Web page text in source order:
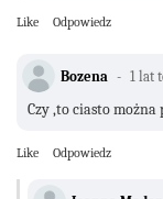
Like Odpowiedz
Bozena 1 lat
Czy ,to ciasto można
Like Odpowiedz